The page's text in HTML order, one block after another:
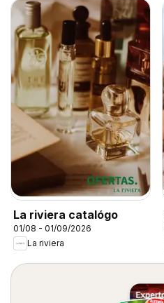
La riviera catalógo
01/08 - 01/09/2026
La riviera